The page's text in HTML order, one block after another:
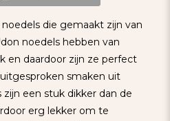
die gemaakt zijn van
noedels hebben van
en daardoor zijn ze perfect
smaken uit
zijn een stuk dikker dan de
erg lekker om te